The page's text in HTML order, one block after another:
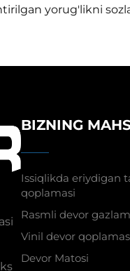
yorug'likni
BIZNING
Issiqlikda eriydigan
qoplamasi
Rasmli devor
Vinil devor
Devor Matosi